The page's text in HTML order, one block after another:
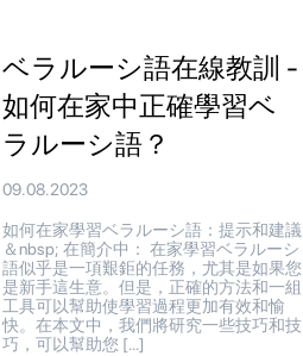
ベラルーシ語在線教訓 -
如何在家中正確學習ベ
ラルーシ語？
09.08.2023
如何在家學習ベラルーシ語：提示和建議
＆nbsp; 在簡介中： 在家學習ベラルーシ
語似乎是一項艱鉅的任務，尤其是如果您
是新手這生意。但是，正確的方法和一組
工具可以幫助使學習過程更加有效和愉
快。在本文中，我們將研究一些技巧和技
巧，可以幫助您 […]